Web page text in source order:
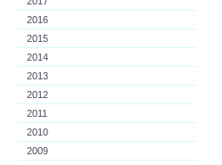
2016
2015
2014
2013
2012
2011
2010
2009